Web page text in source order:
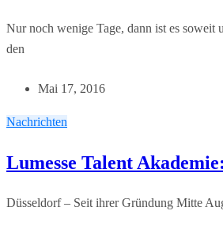
Nur noch wenige Tage, dann ist es
den
Mai 17, 2016
Nachrichten
Lumesse Talent
Düsseldorf – Seit ihrer Gründung Mitte